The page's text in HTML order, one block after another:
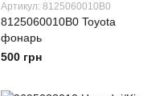
Артикул: 8125060010B0
8125060010B0 Toyota
фонарь
500 грн